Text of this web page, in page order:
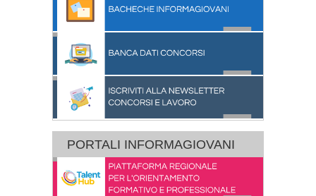
PORTALI INFORMAGIOVANI